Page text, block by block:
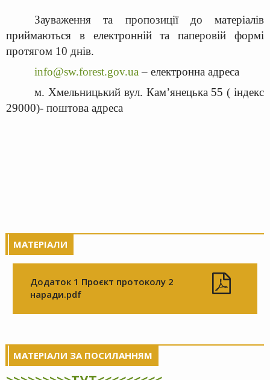
Зауваження та пропозиції до матеріалів
приймаються в електронній та паперовій формі
протягом 10 днів.
info@sw.forest.gov.ua– електронна адреса
м. Хмельницький вул. Кам’янецька 55 ( індекс
29000)- поштова адреса
МАТЕРІАЛИ
Додаток 1 Проєкт протоколу 2
наради.pdf
МАТЕРІАЛИ ЗА ПОСИЛАННЯМ